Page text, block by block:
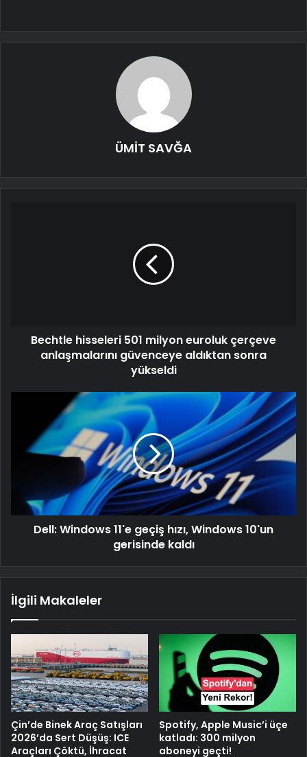
ÜMİT SAVĞA
Bechtle hisseleri 501 milyon euroluk çerçeve
anlaşmalarını güvenceye aldıktan sonra
yükseldi
Dell: Windows 11'e geçiş hızı, Windows 10'un
gerisinde kaldı
İlgili Makaleler
Çin’de Binek Araç Satışları
2026’da Sert Düşüş: ICE
Araçları Çöktü, İhracat
Spotify, Apple Music’i üçe
katladı: 300 milyon
aboneyi geçti!